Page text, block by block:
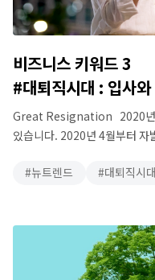
뉴트렌드 대퇴직시대
비즈니스 키워드 3
#대퇴직시대 : 입사
Great Resignation 2020년
있습니다. 2020년 4월부터
한달에만 무려 440만명이 자
Depression)과 2008년 금융